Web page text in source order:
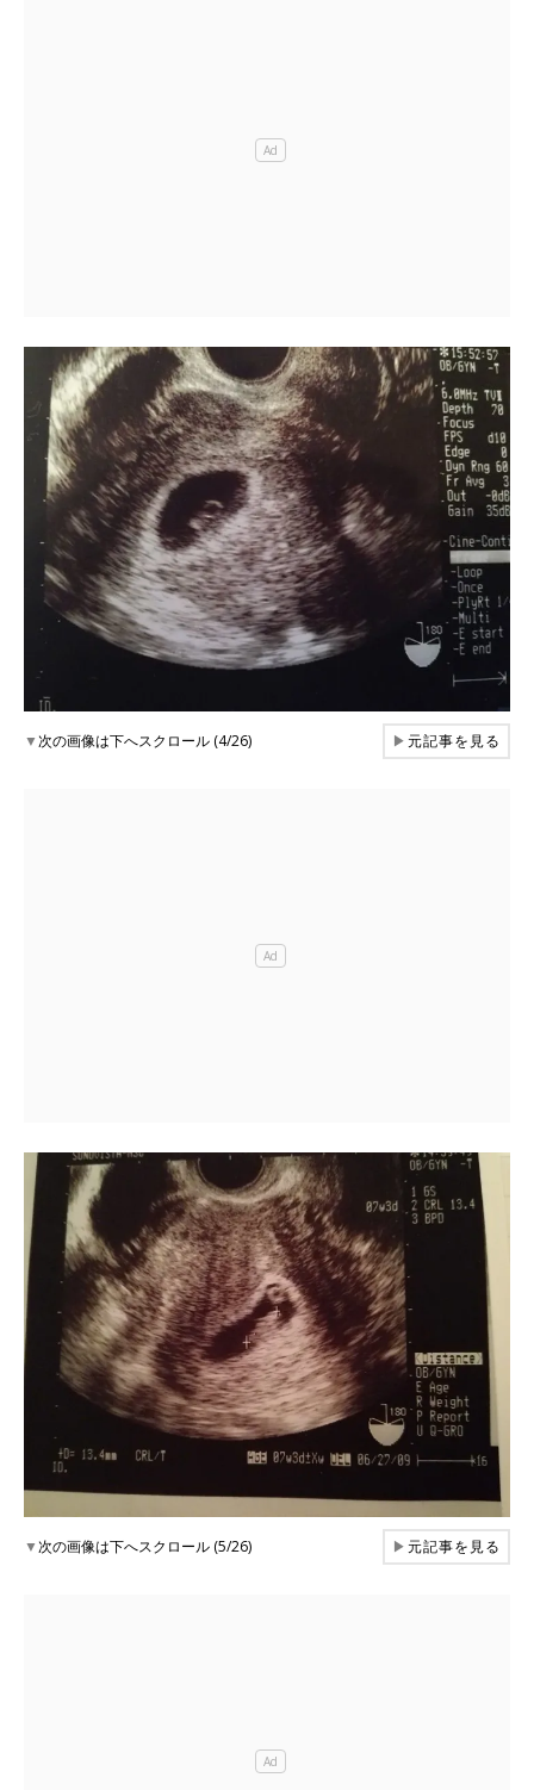
▼次の画像は下へスクロール (4/26) ▶元記事を見る
▼次の画像は下へスクロール (5/26) ▶元記事を見る